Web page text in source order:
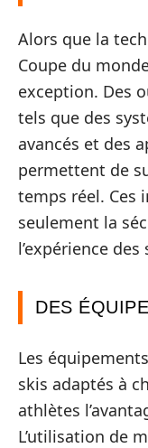
Alors que la
Coupe du
exception. Des
tels que des
avancés et des
permettent de
temps réel. Ces
seulement la
l’expérience
DES
Les
skis adaptés à
athlètes
L’utilisation de